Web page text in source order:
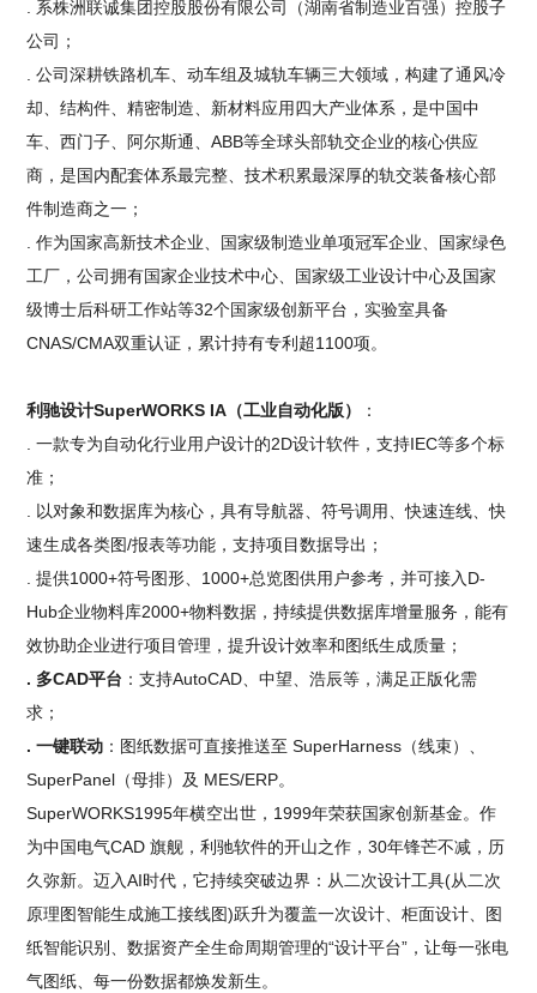
. 系株洲联诚集团控股股份有限公司（湖南省制造业百强）控股子
公司；
. 公司深耕铁路机车、动车组及城轨车辆三大领域，构建了通风冷
却、结构件、精密制造、新材料应用四大产业体系，是中国中
车、西门子、阿尔斯通、ABB等全球头部轨交企业的核心供应
商，是国内配套体系最完整、技术积累最深厚的轨交装备核心部
件制造商之一；
. 作为国家高新技术企业、国家级制造业单项冠军企业、国家绿色
工厂，公司拥有国家企业技术中心、国家级工业设计中心及国家
级博士后科研工作站等32个国家级创新平台，实验室具备
CNAS/CMA双重认证，累计持有专利超1100项。
利驰设计SuperWORKS IA（工业自动化版）
：
. 一款专为自动化行业用户设计的2D设计软件，支持IEC等多个标
准；
. 以对象和数据库为核心，具有导航器、符号调用、快速连线、快
速生成各类图/报表等功能，支持项目数据导出；
. 提供1000+符号图形、1000+总览图供用户参考，并可接入D-
Hub企业物料库2000+物料数据，持续提供数据库增量服务，能有
效协助企业进行项目管理，提升设计效率和图纸生成质量；
. 多CAD平台 ：支持AutoCAD、中望、浩辰等，满足正版化需
求；
. 一键联动 ：图纸数据可直接推送至 SuperHarness（线束）、
SuperPanel（母排）及 MES/ERP。
SuperWORKS1995年横空出世，1999年荣获国家创新基金。作
为中国电气CAD 旗舰，利驰软件的开山之作，30年锋芒不减，历
久弥新。迈入AI时代，它持续突破边界：从二次设计工具(从二次
原理图智能生成施工接线图)跃升为覆盖一次设计、柜面设计、图
纸智能识别、数据资产全生命周期管理的“设计平台”，让每一张电
气图纸、每一份数据都焕发新生。